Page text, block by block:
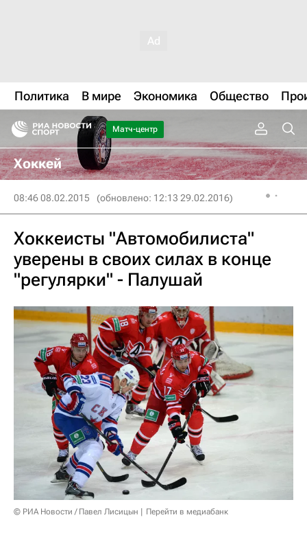
Политика В мире Экономика Общество
Матч-центр
Хоккей
08:46 08.02.2015 (обновлено: 12:13 29.02.2016)
Хоккеисты "Автомобилиста"
уверены в своих силах в конце
"регулярки" - Палушай
© РИА Новости / Павел Лисицын Перейти в медиабанк